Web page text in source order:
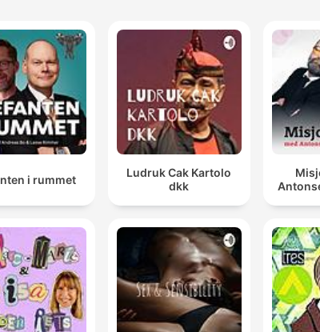
i rummet
Ludruk Cak Kartolo
dkk